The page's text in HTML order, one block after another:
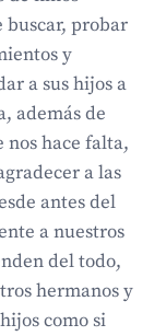
buscar, probar
y
a sus hijos a
además de
nos hace falta,
a las
antes del
a nuestros
del todo,
hermanos y
como si